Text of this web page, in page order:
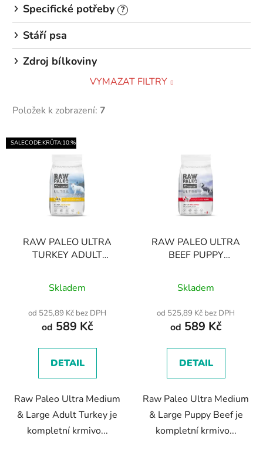
Specifické potřeby ?
Stáří psa
Zdroj bílkoviny
VYMAZAT FILTRY
Položek k zobrazení: 7
V
ý
SALECODE:KRŮTA:10:%
RAW PALEO ULTRA
TURKEY ADULT
suché granule s krůtím
masem pro dospělé psy
středních a velkých
plemen
hodnocení
produktu
je
z
Skladem
od 525,89 Kč bez DPH
od 589 Kč
DETAIL
Raw Paleo Ultra Medium
& Large Adult Turkey je
kompletní krmivo...
RAW PALEO ULTRA
BEEF PUPPY
suché krmivo s hovězím
masem pro štěňata
středních a velkých
plemen
hodnocení
produktu
je
z
Skladem
od 525,89 Kč bez DPH
od 589 Kč
DETAIL
Raw Paleo Ultra Medium
& Large Puppy Beef je
kompletní krmivo...